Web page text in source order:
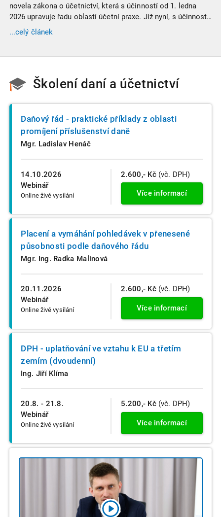
novela zákona o účetnictví, která s účinností od 1. ledna
2026 upravuje řadu oblastí účetní praxe. Již nyní, s účinností
od 3. září 2025, platí nová, zvýšená kritéria pro zařazení firem
do velikostních a použijí se zpětně již pro účetní období
...celý článek
Školení daní a účetnictví
14.10.2026
Webinář
Online živé vysílání
Daňový řád - praktické příklady z oblasti
promíjení příslušenství daně
Mgr. Ladislav Henáč
2.600,- Kč (vč. DPH)
Více informací
20.11.2026
Webinář
Online živé vysílání
Placení a vymáhání pohledávek v přenesené
působnosti podle daňového řádu
Mgr. Ing. Radka Malinová
2.600,- Kč (vč. DPH)
Více informací
20.8. - 21.8.
Webinář
Online živé vysílání
DPH - uplatňování ve vztahu k EU a třetím
zemím (dvoudenní)
Ing. Jiří Klíma
5.200,- Kč (vč. DPH)
Více informací